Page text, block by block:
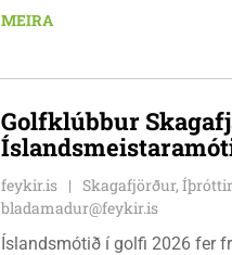
laugardaginn 8. ágúst kl.
MEIRA
Golfklúbbur
feykir.is Skagafjörður,
bladamadur@feykir.is
Íslandsmótið í golfi 2026 fer